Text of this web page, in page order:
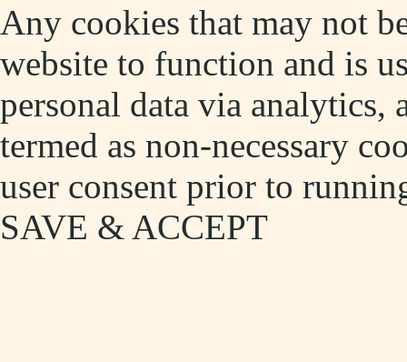
Any cookies that may not
website to function and is
personal data via analytics,
termed as non-necessary
user consent prior to
SAVE & ACCEPT